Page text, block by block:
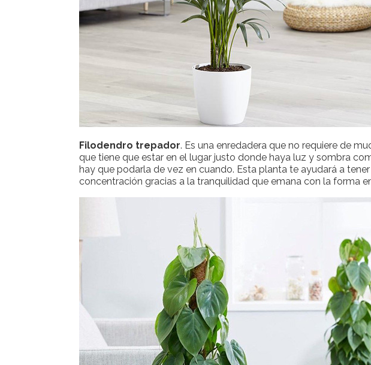
Filodendro trepador. Es una enredadera que no requiere de
que tiene que estar en el lugar justo donde haya luz y sombra
hay que podarla de vez en cuando. Esta planta te ayudará a
concentración gracias a la tranquilidad que emana con la forma